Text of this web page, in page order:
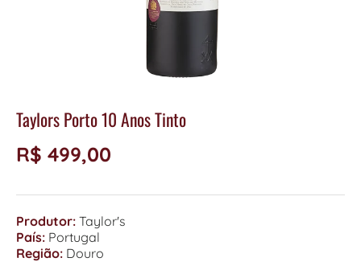
Taylors Porto 10 Anos Tinto
R$ 499,00
Produtor: Taylor's
País: Portugal
Região: Douro